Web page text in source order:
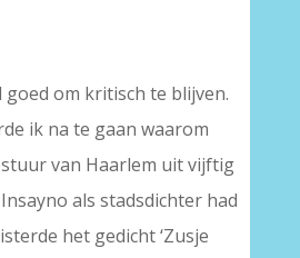
om kritisch te blijven.
ik na te gaan waarom
van Haarlem uit vijftig
als stadsdichter had
het gedicht ‘Zusje